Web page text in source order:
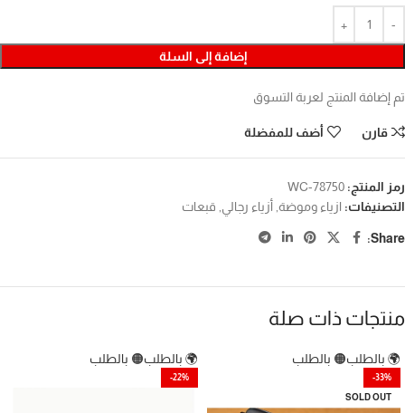
إضافة إلى السلة
تم إضافة المنتج لعربة التسوق
قارن أضف للمفضلة
رمز المنتج: WC-78750
التصنيفات: ازياء وموضة, أزياء رجالي, قبعات
Share:
منتجات ذات صلة
🌍 بالطلب🟠 بالطلب
-33%
SOLD OUT
🌍 بالطلب🟠 بالطلب
-22%